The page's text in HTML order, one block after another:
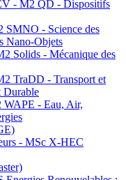
- M2 QD - Dispositifs
- Science des
Nano-Objets
Solids - Mécanique des
TraDD - Transport et
Durable
- Eau, Air,
- MSc X-HEC